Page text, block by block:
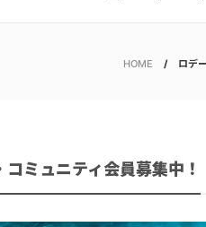
HOME ロデ
コミュニティ会員募集中！